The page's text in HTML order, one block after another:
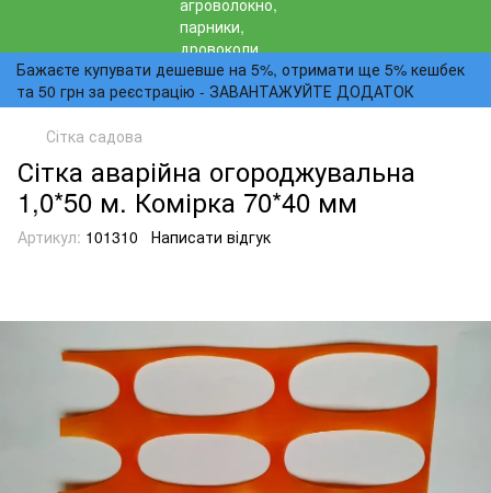
Бажаєте купувати дешевше на 5%, отримати ще 5% кешбек
та 50 грн за реєстрацію - ЗАВАНТАЖУЙТЕ ДОДАТОК
Сітка садова
Сітка аварійна огороджувальна
1,0*50 м. Комірка 70*40 мм
Артикул: 101310 Написати відгук